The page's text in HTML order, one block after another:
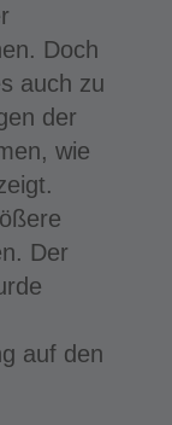
Doch
auch zu
der
wie
Der
auf den